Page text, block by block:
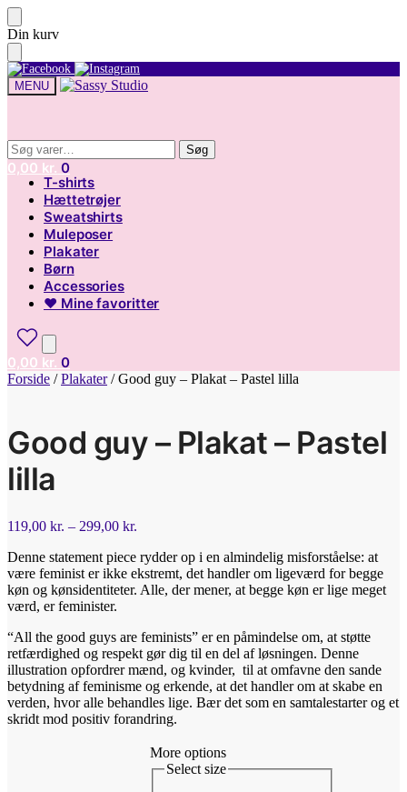
Skip
to
navigation
Skip
to
content
Din kurv
MENU
Søg
efter:
Søg
0,00 kr. 0
Søg
efter:
Søg
T-shirts
Hættetrøjer
Sweatshirts
Muleposer
Plakater
Børn
Accessories
♥ Mine favoritter
0,00 kr. 0
Forside /Plakater/Good guy – Plakat – Pastel lilla
Good guy – Plakat – Pastel
lilla
119,00 kr. – 299,00 kr.
Denne statement piece rydder op i en almindelig misforståelse: at
være feminist er ikke ekstremt, det handler om ligeværd for begge
køn og kønsidentiteter. Alle, der mener, at begge køn er lige meget
værd, er feminister.
“All the good guys are feminists” er en påmindelse om, at støtte
retfærdighed og respekt gør dig til en del af løsningen. Denne
illustration opfordrer mænd, og kvinder, til at omfavne den sande
betydning af feminisme og erkende, at det handler om at skabe en
verden, hvor alle behandles lige. Bær det som en samtalestarter og et
skridt mod positiv forandring.
More options
Select size